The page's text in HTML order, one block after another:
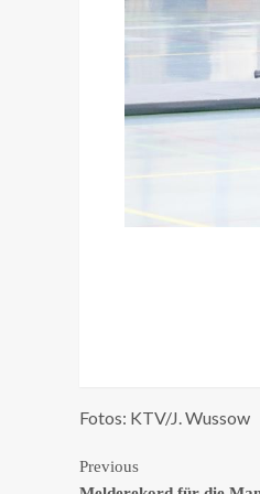
Fotos: KTV/J. Wussow
Continue
Previous